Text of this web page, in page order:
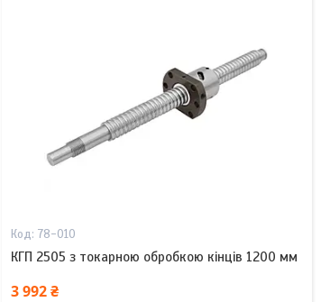
78-010
КГП 2505 з токарною обробкою кінців 1200 мм
3 992 ₴